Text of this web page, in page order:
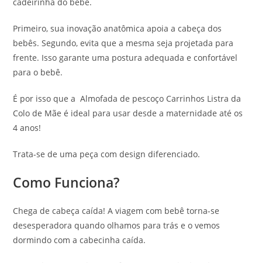
Primeiro, sua inovação anatômica apoia a cabeça dos
bebês. Segundo, evita que a mesma seja projetada para
frente. Isso garante uma postura adequada e confortável
para o bebê.
É por isso que a Almofada de pescoço Carrinhos Listra da
Colo de Mãe é ideal para usar desde a maternidade até os
4 anos!
Trata-se de uma peça com design diferenciado.
Como Funciona?
Chega de cabeça caída! A viagem com bebê torna-se
desesperadora quando olhamos para trás e o vemos
dormindo com a cabecinha caída.